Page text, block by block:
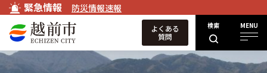
緊急情報 防災情報速報
検索 MENU
よくある
質問